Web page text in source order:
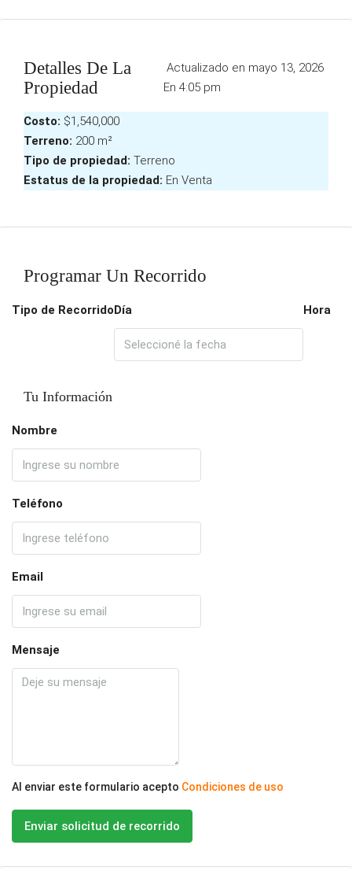
Detalles De La
Propiedad
Actualizado en mayo 13, 2026
En 4:05 pm
Costo: $1,540,000
Terreno: 200 m²
Tipo de propiedad: Terreno
Estatus de la propiedad: En Venta
Programar Un Recorrido
Tipo de RecorridoDía Hora
Tu Información
Nombre
Teléfono
Email
Mensaje
Al enviar este formulario acepto Condiciones de uso
Enviar solicitud de recorrido